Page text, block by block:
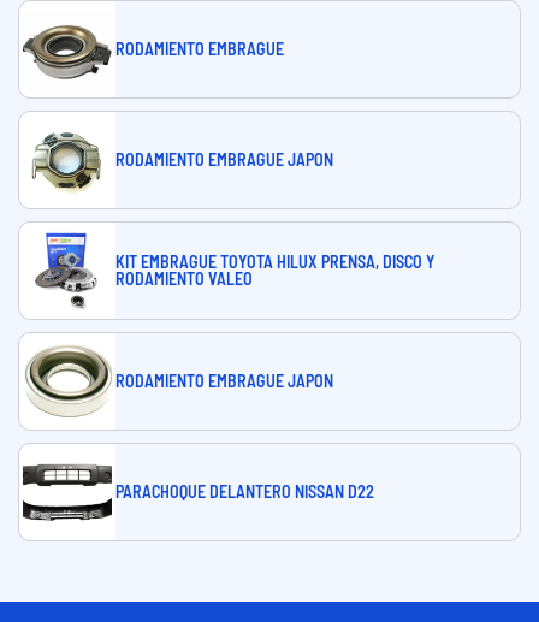
RODAMIENTO EMBRAGUE
RODAMIENTO EMBRAGUE JAPON
KIT EMBRAGUE TOYOTA HILUX PRENSA, DISCO Y
RODAMIENTO VALEO
RODAMIENTO EMBRAGUE JAPON
PARACHOQUE DELANTERO NISSAN D22